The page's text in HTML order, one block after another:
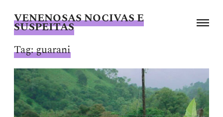
VENENOSAS NOCIVAS E
SUSPEITAS
Giselle
Beiguelman
Toggle
Tag:guarani